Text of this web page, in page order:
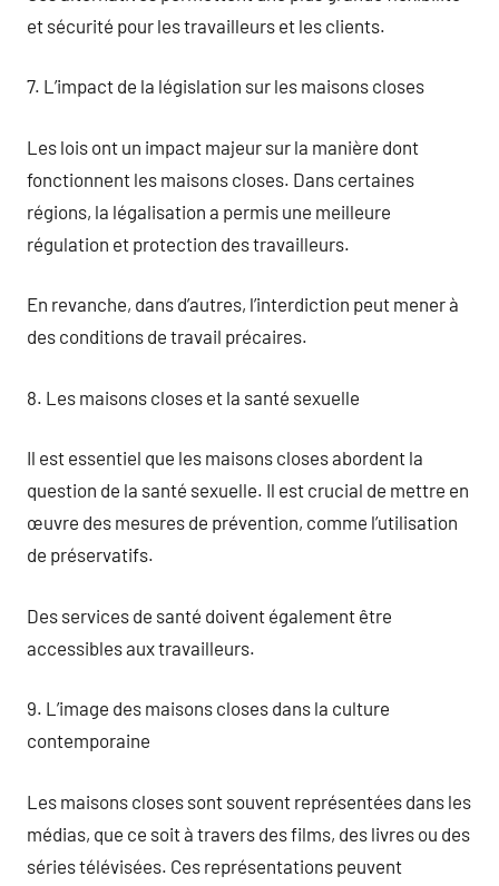
et sécurité pour les travailleurs et les clients.
7. L’impact de la législation sur les maisons closes
Les lois ont un impact majeur sur la manière dont
fonctionnent les maisons closes. Dans certaines
régions, la légalisation a permis une meilleure
régulation et protection des travailleurs.
En revanche, dans d’autres, l’interdiction peut mener à
des conditions de travail précaires.
8. Les maisons closes et la santé sexuelle
Il est essentiel que les maisons closes abordent la
question de la santé sexuelle. Il est crucial de mettre en
œuvre des mesures de prévention, comme l’utilisation
de préservatifs.
Des services de santé doivent également être
accessibles aux travailleurs.
9. L’image des maisons closes dans la culture
contemporaine
Les maisons closes sont souvent représentées dans les
médias, que ce soit à travers des films, des livres ou des
séries télévisées. Ces représentations peuvent